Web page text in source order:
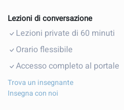
Lezioni di conversazione
Lezioni private di 60 minuti
Orario flessibile
Accesso completo al portale
Trova un insegnante
Insegna con noi